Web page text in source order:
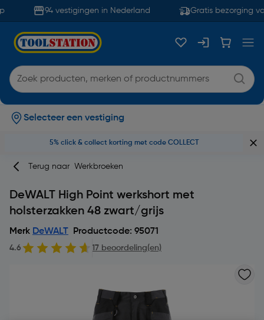
94 vestigingen in Nederland Gratis bezorging
Selecteer een vestiging
5% click & collect korting met code COLLECT
Terug naar Werkbroeken
DeWALT High Point werkshort met
holsterzakken 48 zwart/grijs
Merk DeWALT Productcode: 95071
4.6 17 beoordeling(en)